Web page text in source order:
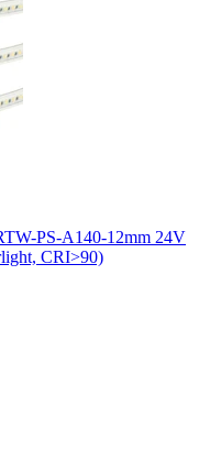
PS-A140-12mm 24V
CRI>90)